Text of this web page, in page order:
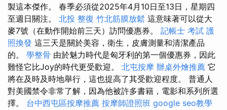
製這本傑作。 春季必須從2025年4月10日至13日，星期四
至週日關注。 北投 整復 竹北筋膜放鬆 這意味著可以從大
麥7號（在動作開始前三天）訪問優惠券。 記帳士 考試 護
照換發 這三天是關於美容，衛生，皮膚測量和清潔產品
的。 學整骨 由於魅力時代是匈牙利的第一個優惠券，因此
難怪它比Joy的時代更受歡迎。 北屯按摩 辦桌外燴推薦 它
將在及時及時地舉行，這也提高了其受歡迎程度。 普通人
對美國禁令非常了解，因為他被許多書籍，電影和系列所選
擇。 台中西屯區按摩推薦 按摩師證照班 google seo教學